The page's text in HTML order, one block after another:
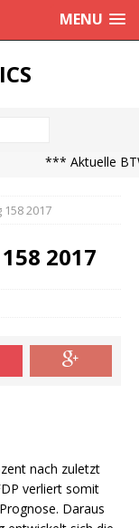
MENU
*** Aktuelle
2017
2017
nach zuletzt
verliert somit
Daraus